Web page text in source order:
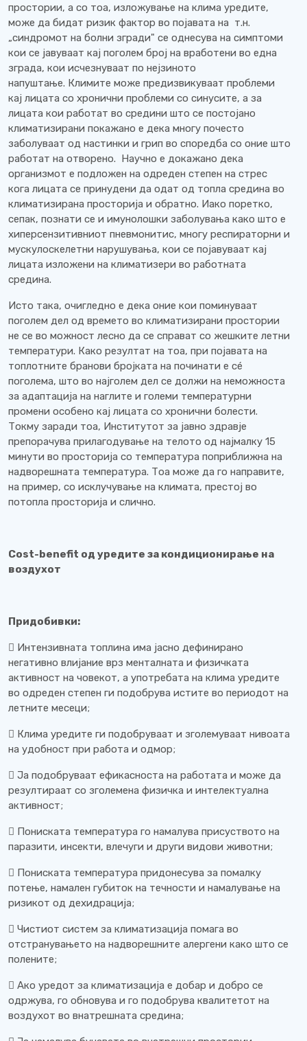
простории, а со тоа, изложување на клима уредите,
може да бидат ризик фактор во појавата на т.н.
„синдромот на болни згради" се однесува на симптоми
кои се јавуваат кај поголем број на вработени во една
зграда, кои исчезнуваат по нејзиното
напуштање. Климите може предизвикуваат проблеми
кај лицата со хронични проблеми со синусите, а за
лицата кои работат во средини што се постојано
климатизирани покажано е дека многу почесто
заболуваат од настинки и грип во споредба со оние што
работат на отворено. Научно е докажано дека
организмот е подложен на одреден степен на стрес
кога лицата се принудени да одат од топла средина во
климатизирана просторија и обратно. Иако поретко,
сепак, познати се и имунолошки заболувања како што е
хиперсензитивниот пневмонитис, многу респираторни и
мускулоскелетни нарушувања, кои се појавуваат кај
лицата изложени на климатизери во работната
средина.
Исто така, очигледно е дека оние кои поминуваат
поголем дел од времето во климатизирани простории
не се во можност лесно да се справат со жешките летни
температури. Како резултат на тоа, при појавата на
топлотните бранови бројката на починати е сé
поголема, што во најголем дел се должи на неможноста
за адаптација на наглите и големи температурни
промени особено кај лицата со хронични болести.
Токму заради тоа, Институтот за јавно здравје
препорачува прилагодување на телото од најмалку 15
минути во просторија со температура поприближна на
надворешната температура. Тоа може да го направите,
на пример, со исклучување на климата, престој во
потопла просторија и слично.
Cost-benefit од уредите за кондиционирање на
воздухот
Придобивки:
 Интензивната топлина има јасно дефинирано
негативно влијание врз менталната и физичката
активност на човекот, а употребата на клима уредите
во одреден степен ги подобрува истите во периодот на
летните месеци;
 Клима уредите ги подобруваат и зголемуваат нивоата
на удобност при работа и одмор;
 Ја подобруваат ефикасноста на работата и може да
резултираат со зголемена физичка и интелектуална
активност;
 Пониската температура го намалува присуството на
паразити, инсекти, влечуги и други видови животни;
 Пониската температура придонесува за помалку
потење, намален губиток на течности и намалување на
ризикот од дехидрација;
 Чистиот систем за климатизација помага во
отстранувањето на надворешните алергени како што се
полените;
 Ако уредот за климатизација е добар и добро се
одржува, го обновува и го подобрува квалитетот на
воздухот во внатрешната средина;